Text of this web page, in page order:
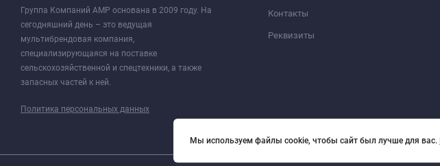
Группа Компаний АМР основана в 2009 году. На
сегодняшний день – это ведущая
мультибрендовая компания,
специализирующаяся на поставке
сельскохозяйственной и спецтехники, а также
запасных частей к ней.
Политика персональных данных
Контакты
Реквизиты
Мы используем файлы cookie, чтобы сайт был лучше для вас.